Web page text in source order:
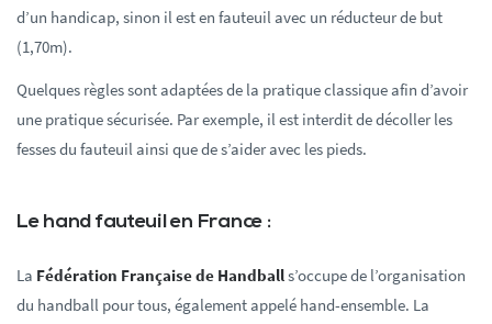
d’un handicap, sinon il est en fauteuil avec un réducteur de but
(1,70m).
Quelques règles sont adaptées de la pratique classique afin d’avoir
une pratique sécurisée. Par exemple, il est interdit de décoller les
fesses du fauteuil ainsi que de s’aider avec les pieds.
Le hand fauteuil en France :
La Fédération Française de Handballs’occupe de l’organisation
du handball pour tous, également appelé hand-ensemble. La